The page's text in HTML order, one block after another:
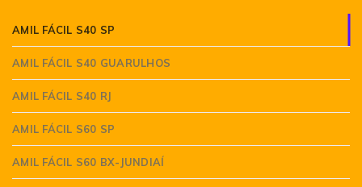
AMIL FÁCIL S40 SP
AMIL FÁCIL S40 GUARULHOS
AMIL FÁCIL S40 RJ
AMIL FÁCIL S60 SP
AMIL FÁCIL S60 BX-JUNDIAÍ